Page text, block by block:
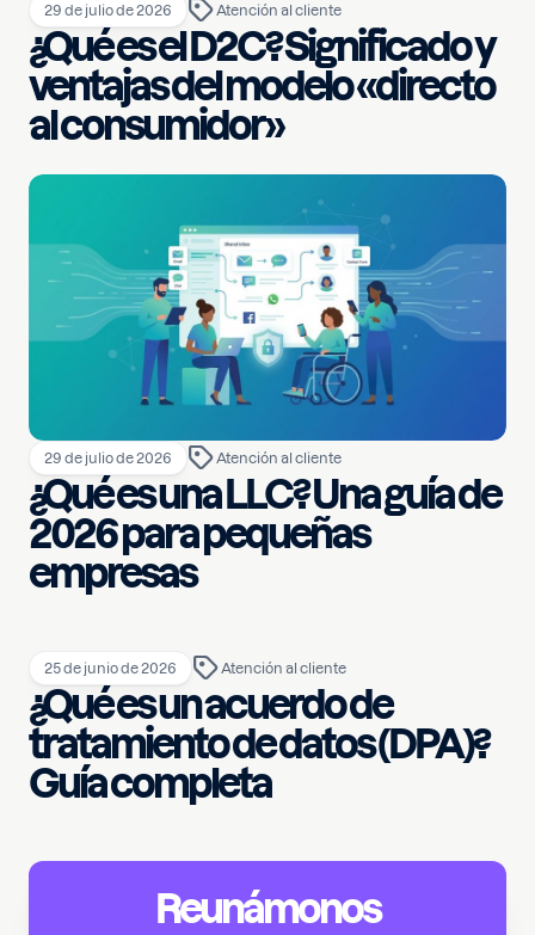
29 de julio de 2026 Atención al cliente
¿Qué es el D2C? Significado y
ventajas del modelo «directo
al consumidor»
29 de julio de 2026 Atención al cliente
¿Qué es una LLC? Una guía de
2026 para pequeñas
empresas
25 de junio de 2026 Atención al cliente
¿Qué es un acuerdo de
tratamiento de datos (DPA)?
Guía completa
Reunámonos